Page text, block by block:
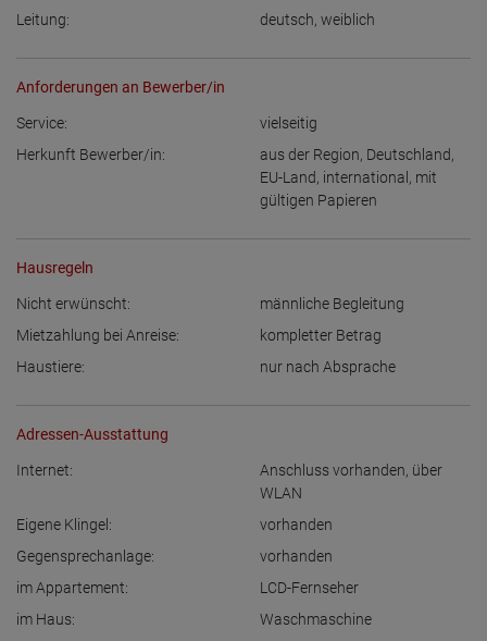
Leitung: deutsch, weiblich
Anforderungen an Bewerber/in
Service:
vielseitig
Herkunft Bewerber/in:
aus der Region, Deutschland,
EU-Land, international, mit
gültigen Papieren
Hausregeln
Nicht erwünscht:
männliche Begleitung
Mietzahlung bei Anreise:
kompletter Betrag
Haustiere:
nur nach Absprache
Adressen-Ausstattung
Internet: Anschluss vorhanden, über
WLAN
Eigene Klingel:
vorhanden
Gegensprechanlage:
vorhanden
im Appartement:
LCD-Fernseher
im Haus:
Waschmaschine